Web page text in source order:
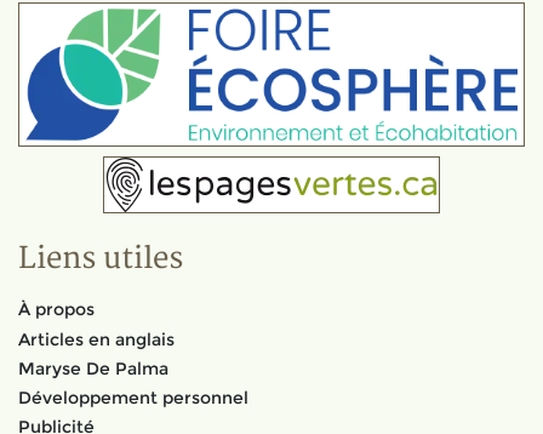
Liens utiles
À propos
Articles en anglais
Maryse De Palma
Développement personnel
Publicité